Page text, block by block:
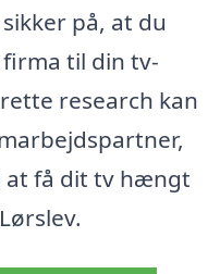
på, at du
til din tv-
research kan
at få dit tv hængt